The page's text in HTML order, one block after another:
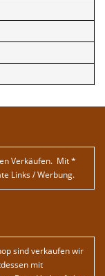
Verkäufen. Mit *
Links / Werbung.
sind verkaufen wir
mit